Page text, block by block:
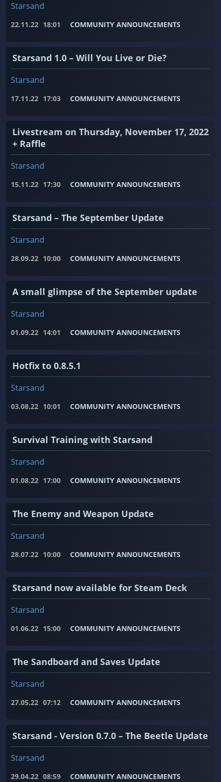
Starsand
22.11.22 18:01 COMMUNITY ANNOUNCEMENTS
Starsand 1.0 – Will You Live or Die?
Starsand
17.11.22 17:03 COMMUNITY ANNOUNCEMENTS
Livestream on Thursday, November 17, 2022
+ Raffle
Starsand
15.11.22 17:30 COMMUNITY ANNOUNCEMENTS
Starsand – The September Update
Starsand
28.09.22 10:00 COMMUNITY ANNOUNCEMENTS
A small glimpse of the September update
Starsand
01.09.22 14:01 COMMUNITY ANNOUNCEMENTS
Hotfix to 0.8.5.1
Starsand
03.08.22 10:01 COMMUNITY ANNOUNCEMENTS
Survival Training with Starsand
Starsand
01.08.22 17:00 COMMUNITY ANNOUNCEMENTS
The Enemy and Weapon Update
Starsand
28.07.22 10:00 COMMUNITY ANNOUNCEMENTS
Starsand now available for Steam Deck
Starsand
01.06.22 15:00 COMMUNITY ANNOUNCEMENTS
The Sandboard and Saves Update
Starsand
27.05.22 07:12 COMMUNITY ANNOUNCEMENTS
Starsand - Version 0.7.0 – The Beetle Update
Starsand
29.04.22 08:59 COMMUNITY ANNOUNCEMENTS